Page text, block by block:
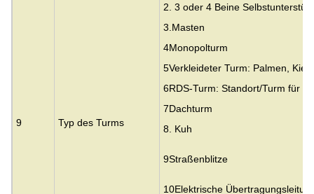
9 Typ des Turms
2. 3 oder 4 Beine
3. Masten
4Monopolturm
5Verkleideter Turm: Palmen,
6RDS-Turm: Standort/Turm für
7Dachturm
8. Kuh
9Straßenblitze
10Elektrische